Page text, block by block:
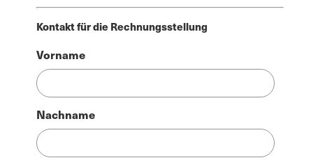
Kontakt für die Rechnungsstellung
Name
Rechnung
Vorname
Nachname